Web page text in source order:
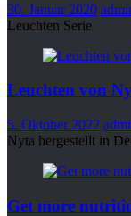
30. Januar 2020
Leuchten Serie
Leuchten von
5. Oktober 2022
Nyta hergestellt in
Get more